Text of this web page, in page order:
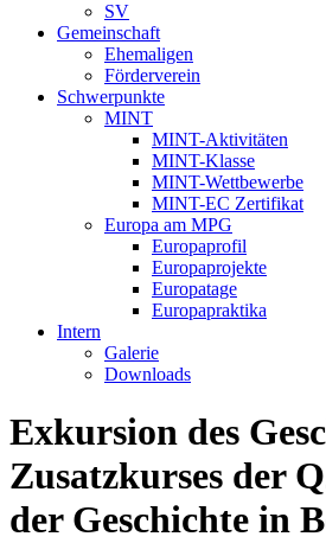
SV
Gemeinschaft
Ehemaligen
Förderverein
Schwerpunkte
MINT
MINT-Aktivitäten
MINT-Klasse
MINT-Wettbewerbe
MINT-EC Zertifikat
Europa am MPG
Europaprofil
Europaprojekte
Europatage
Europapraktika
Intern
Galerie
Downloads
Exkursion des
Zusatzkurses der
der Geschichte in